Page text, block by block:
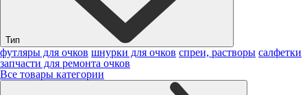
Тип
футляры для очков шнурки для очков спреи, растворы салфетки
запчасти для ремонта очков
Все товары категории